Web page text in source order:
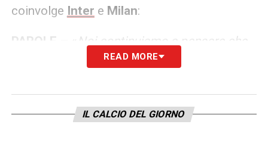
coinvolge Inter e Milan:
PAROLE –
Noi continuiamo a pensare che
San Siro debba ospitare le partite degli
farlo. Per come è ora, San Siro non è in grado
di ospitare gli Europei del 2032. La scelta
READ MORE
IL CALCIO DEL GIORNO